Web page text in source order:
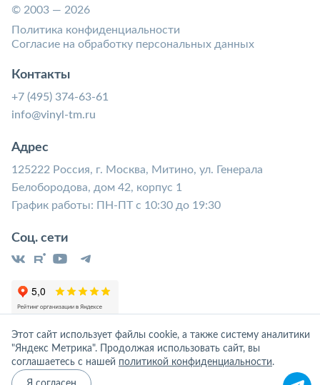
© 2003 — 2026
Политика конфиденциальности
Согласие на обработку персональных данных
Контакты
+7 (495) 374-63-61
info@vinyl-tm.ru
Адрес
125222 Россия, г. Москва, Митино, ул. Генерала
Белобородова, дом 42, корпус 1
График работы: ПН-ПТ с 10:30 до 19:30
Соц. сети
Этот сайт использует файлы cookie, а также систему аналитики
"Яндекс Метрика". Продолжая использовать сайт, вы
соглашаетесь с нашей политикой конфиденциальности.